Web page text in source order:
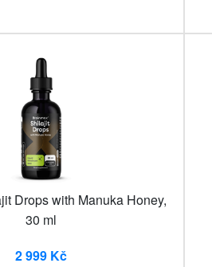
Drops with Manuka Honey,
30 ml
2 999 Kč